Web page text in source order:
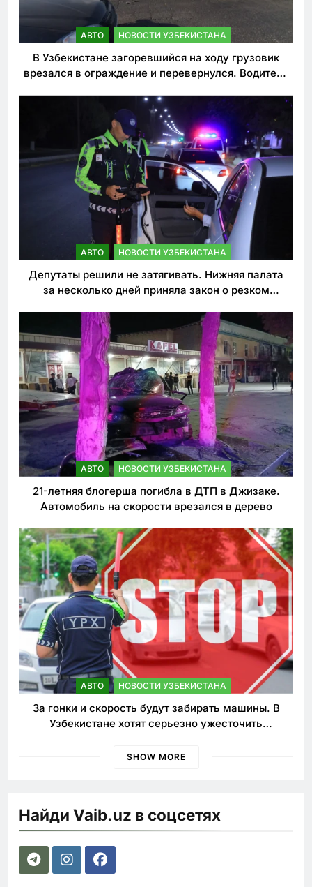
АВТО НОВОСТИ УЗБЕКИСТАНА
В Узбекистане загоревшийся на ходу грузовик
врезался в ограждение и перевернулся. Водитель
АВТО НОВОСТИ УЗБЕКИСТАНА
Депутаты решили не затягивать. Нижняя палата
за несколько дней приняла закон о резком
АВТО НОВОСТИ УЗБЕКИСТАНА
21-летняя блогерша погибла в ДТП в Джизаке.
Автомобиль на скорости врезался в дерево
АВТО НОВОСТИ УЗБЕКИСТАНА
За гонки и скорость будут забирать машины. В
Узбекистане хотят серьезно ужесточить
SHOW MORE
Найди Vaib.uz в соцсетях